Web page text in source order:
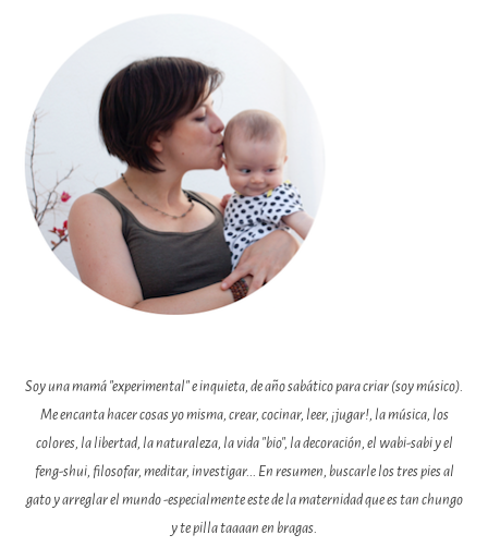
Soy una mamá "experimental" e inquieta, de año sabático para criar (soy músico).
Me encanta hacer cosas yo misma, crear, cocinar, leer, ¡jugar!, la música, los
colores, la libertad, la naturaleza, la vida "bio", la decoración, el wabi-sabi y el
feng-shui, filosofar, meditar, investigar... En resumen, buscarle los tres pies al
gato y arreglar el mundo -especialmente este de la maternidad que es tan chungo
y te pilla taaaan en bragas.